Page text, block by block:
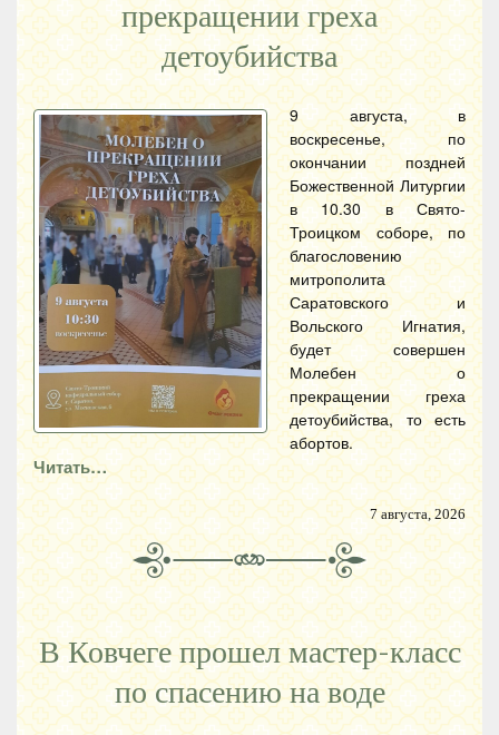
прекращении греха
детоубийства
9 августа, в
воскресенье, по
окончании поздней
Божественной Литургии
в 10.30 в Свято-
Троицком соборе, по
благословению
митрополита
Саратовского и
Вольского Игнатия,
будет совершен
Молебен о
прекращении греха
детоубийства, то есть
абортов.
Читать…
7 августа, 2026
В Ковчеге прошел мастер-класс
по спасению на воде